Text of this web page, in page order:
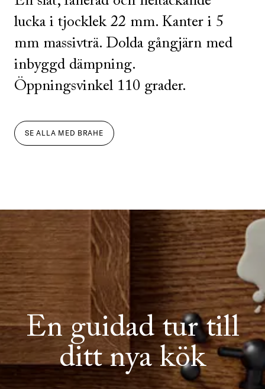
lucka i tjocklek 22 mm. Kanter i 5
mm massivträ. Dolda gångjärn med
inbyggd dämpning.
Öppningsvinkel 110 grader.
SE ALLA MED BRAHE
En guidad tur till
ditt nya kök